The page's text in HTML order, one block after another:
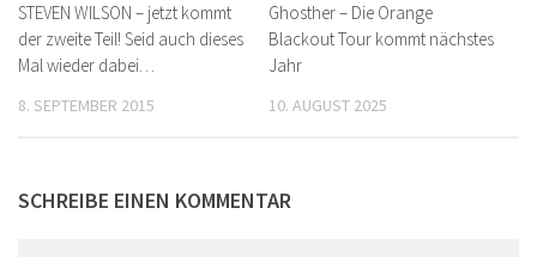
STEVEN WILSON – jetzt kommt
der zweite Teil! Seid auch dieses
Mal wieder dabei…
8. SEPTEMBER 2015
Ghosther – Die Orange
Blackout Tour kommt nächstes
Jahr
10. AUGUST 2025
SCHREIBE EINEN KOMMENTAR